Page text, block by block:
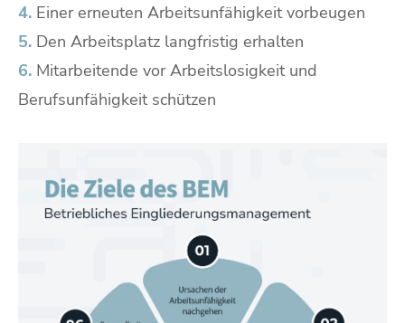
4. Einer erneuten Arbeitsunfähigkeit vorbeugen
5. Den Arbeitsplatz langfristig erhalten
6. Mitarbeitende vor Arbeitslosigkeit und
Berufsunfähigkeit schützen